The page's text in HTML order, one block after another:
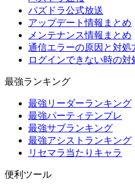
パズドラ公式放送
アップデート情報まとめ
メンテナンス情報まとめ
通信エラーの原因と対処
ログインできない時の対
最強ランキング
最強リーダーランキング
最強パーティテンプレ
最強サブランキング
最強アシストランキング
リセマラ当たりキャラ
便利ツール